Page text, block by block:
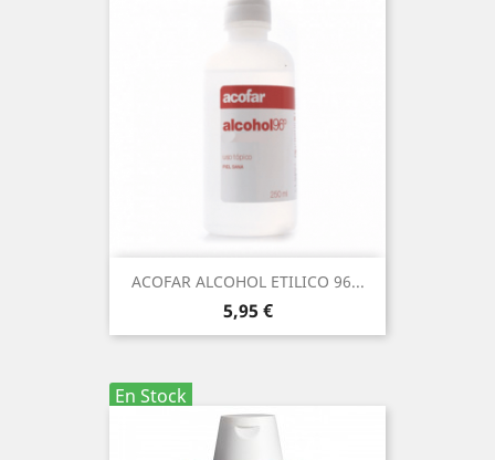
ACOFAR ALCOHOL ETILICO 96...
Precio
5,95 €
En Stock